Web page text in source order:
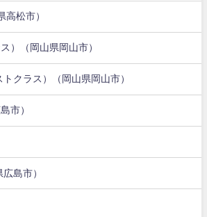
高松市）
）（岡山県岡山市）
クラス）（岡山県岡山市）
市）
島市）